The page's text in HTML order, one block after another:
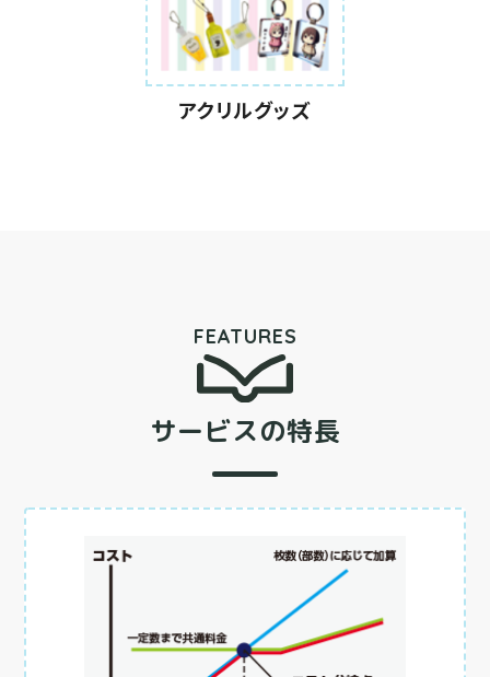
アクリルグッズ
FEATURES
サービスの特長